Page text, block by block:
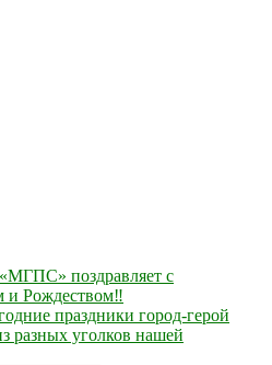
поздравляет с
Рождеством‼
праздники город-герой
разных уголков нашей